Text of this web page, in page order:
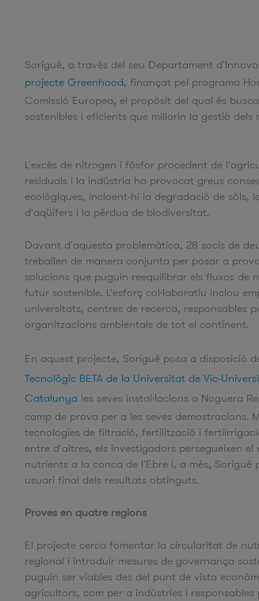
Sorigué, a través del seu Departament
projecte Greenhood, finançat pel programa
Comissió Europea, el propòsit del qual és
sostenibles i eficients que millorin la gestió dels
L'excés de nitrogen i fòsfor procedent de
residuals i la indústria ha provocat greus
ecològiques, incloent-hi la degradació de sòls,
d'aqüífers i la pèrdua de biodiversitat.
Davant d'aquesta problemàtica, 28 socis de
treballen de manera conjunta per posar a
solucions que puguin reequilibrar els fluxos de
futur sostenible. L'esforç col·laboratiu inclou
universitats, centres de recerca, responsables
organitzacions ambientals de tot el continent.
En aquest projecte, Sorigué posa a disposició
Tecnològic BETA de la Universitat de Vic-
Catalunya les seves instal·lacions a Noguera
camp de prova per a les seves demostracions.
tecnologies de filtració, fertilització i
entre d'altres, els investigadors persegueixen el
nutrients a la conca de l'Ebre i, a més, Sorigué
usuari final dels resultats obtinguts.
Proves en quatre regions
El projecte cerca fomentar la circularitat de
regional i introduir mesures de governança
puguin ser viables des del punt de vista
agricultors, com per a indústries i responsables